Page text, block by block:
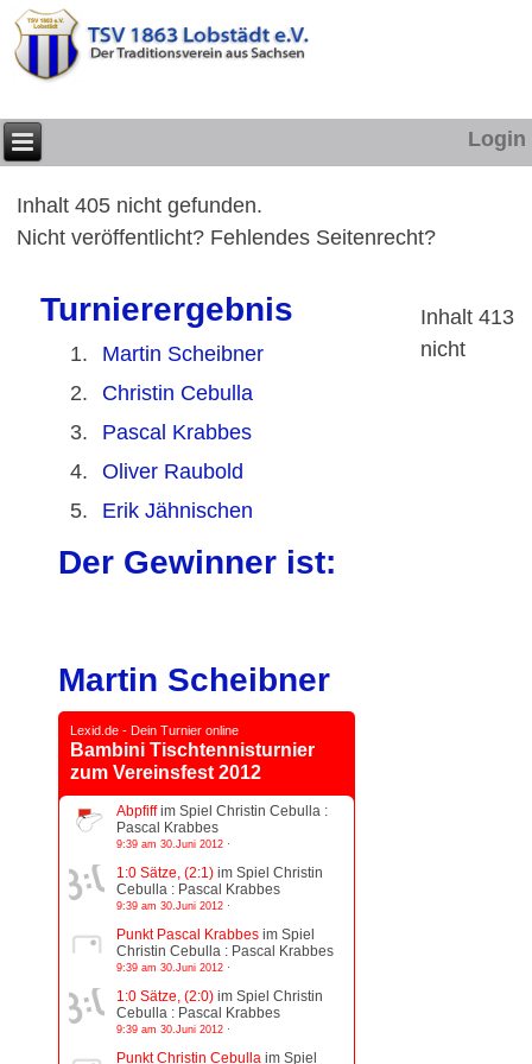
Login
Inhalt 405 nicht gefunden.
Nicht veröffentlicht? Fehlendes Seitenrecht?
Turnierergebnis
1.
Martin Scheibner
2.
Christin Cebulla
3.
Pascal Krabbes
4.
Oliver Raubold
5.
Erik Jähnischen
Der Gewinner ist:
Martin Scheibner
Inhalt 413
nicht